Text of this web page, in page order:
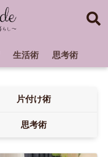
生活術 思考術
片付け術
思考術